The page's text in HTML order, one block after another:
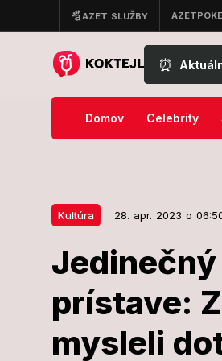
⏰
Slováci ho zasypali komentármi:
Domov Celebrity
Kultúra 28. apr. 2023 o
prístave:
mysleli
Kultúra